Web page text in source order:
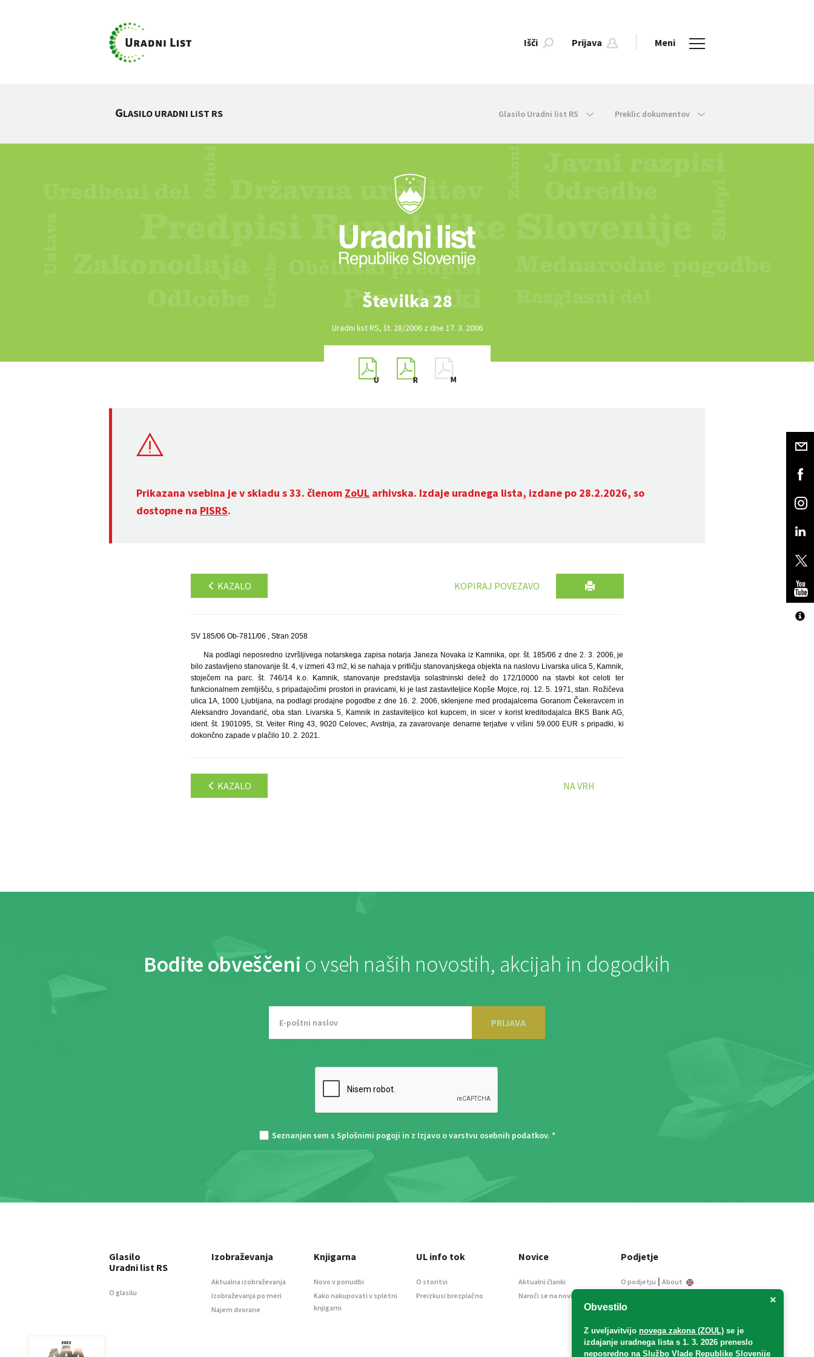
Išči Prijava Meni
GLASILO URADNI LIST RS Glasilo Uradni list RS Preklic dokumentov
Številka 28
Uradni list RS, št. 28/2006 z dne 17. 3. 2006
Prikazana vsebina je v skladu s 33. členom ZoUL arhivska. Izdaje uradnega lista, izdane po 28.2.2026, so
dostopne na PISRS.
KAZALO KOPIRAJ POVEZAVO
SV 185/06 Ob-7811/06 , Stran 2058
Na podlagi neposredno izvršljivega notarskega zapisa notarja Janeza Novaka iz Kamnika, opr. št. 185/06 z dne 2. 3. 2006, je
bilo zastavljeno stanovanje št. 4, v izmeri 43 m2, ki se nahaja v pritličju stanovanjskega objekta na naslovu Livarska ulica 5, Kamnik,
stoječem na parc. št. 746/14 k.o. Kamnik, stanovanje predstavlja solastninski delež do 172/10000 na stavbi kot celoti ter
funkcionalnem zemljišču, s pripadajočimi prostori in pravicami, ki je last zastaviteljice Kopše Mojce, roj. 12. 5. 1971, stan. Rožičeva
ulica 1A, 1000 Ljubljana, na podlagi prodajne pogodbe z dne 16. 2. 2006, sklenjene med prodajalcema Goranom Čekeravcem in
Aleksandro Jovandarić, oba stan. Livarska 5, Kamnik in zastaviteljico kot kupcem, in sicer v korist kreditodajalca BKS Bank AG,
ident. št. 1901095, St. Veiter Ring 43, 9020 Celovec, Avstrija, za zavarovanje denarne terjatve v višini 59.000 EUR s pripadki, ki
dokončno zapade v plačilo 10. 2. 2021.
KAZALO NA VRH
Bodite obveščeni o vseh naših novostih, akcijah in dogodkih
PRIJAVA
Seznanjen sem s Splošnimi pogoji in z Izjavo o varstvu osebnih podatkov. *
×
Obvestilo
Z uveljavitvijo novega zakona (ZOUL) se je
izdajanje uradnega lista s 1. 3. 2026 preneslo
neposredno na Službo Vlade Republike Slovenije
Glasilo
Uradni list RS
O glasilu
Izobraževanja
Aktualna izobraževanja
Izobraževanja po meri
Najem dvorane
Knjigarna
Novo v ponudbi
Kako nakupovati v spletni
knjigarni
UL info tok
O storitvi
Preizkusi brezplačno
Novice
Aktualni članki
Naroči se na novice
Podjetje
O podjetju | About
Informacije javnega
Oglaševanje
Splošni pogoji